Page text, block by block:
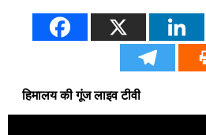
हिमालय की गूंज लाइव टीवी